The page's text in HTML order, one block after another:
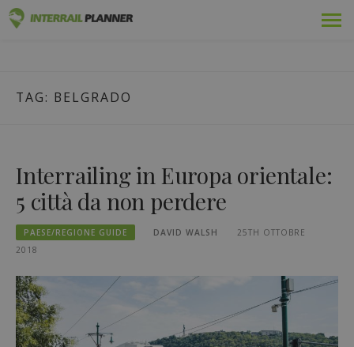
Passaggi
Guide dei Paesi
Accedi
TAG: BELGRADO
Interrailing in Europa orientale:
5 città da non perdere
PAESE/REGIONE GUIDE DAVID WALSH
25TH OTTOBRE
2018